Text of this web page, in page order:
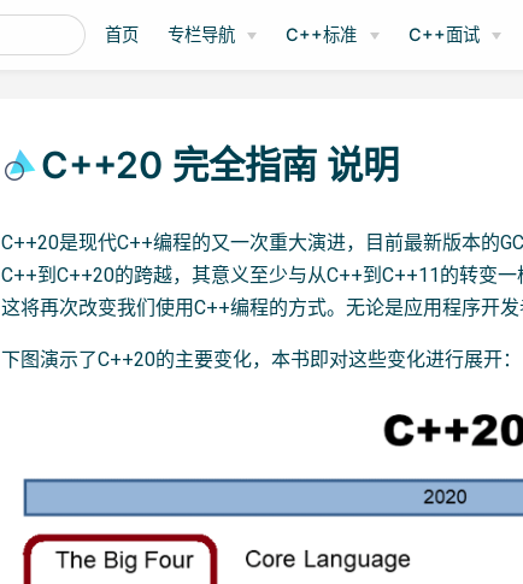
首页 专栏导航 C++标准 C++面试
C++20 完全指南 说明
C++20是现代C++编程的又一次重大演进，目前最新版本的
C++到C++20的跨越，其意义至少与从C++到C++11的转变
这将再次改变我们使用C++编程的方式。无论是应用程序开
下图演示了C++20的主要变化，本书即对这些变化进行展开：